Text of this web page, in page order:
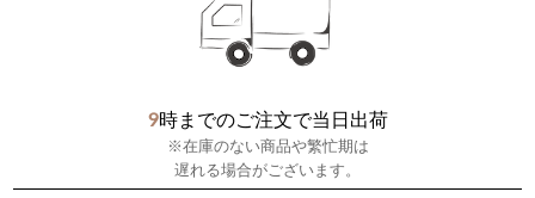
9時までのご注文で当日出荷
※在庫のない商品や繁忙期は
遅れる場合がございます。